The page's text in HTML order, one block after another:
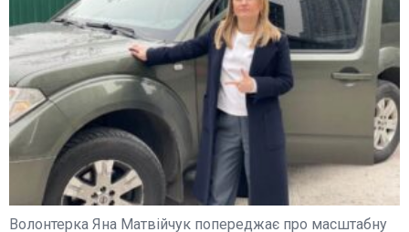
Волонтерка Яна Матвійчук попереджає про масштабну